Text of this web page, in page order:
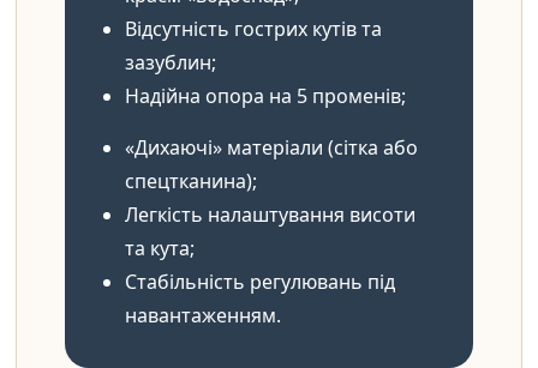
Відсутність гострих кутів та
зазублин;
Надійна опора на 5 променів;
«Дихаючі» матеріали (сітка або
спецтканина);
Легкість налаштування висоти
та кута;
Стабільність регулювань під
навантаженням.